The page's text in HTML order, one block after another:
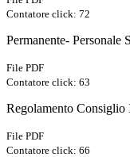
Contatore click: 72
Permanente- Personale
File PDF
Contatore click: 63
Regolamento Consiglio
File PDF
Contatore click: 66